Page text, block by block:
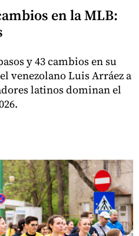
en la MLB:
y 43 cambios en su
venezolano Luis Arráez a
latinos dominan el